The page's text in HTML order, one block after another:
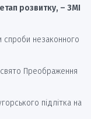
розвитку, – ЗМІ
спроби незаконного
свято Преображення
підлітка на